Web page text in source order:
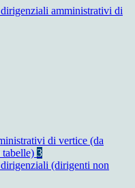
amministrativi di
di vertice (da
3
(dirigenti non